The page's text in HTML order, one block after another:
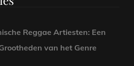
Reggae Artiesten: Een
van het Genre